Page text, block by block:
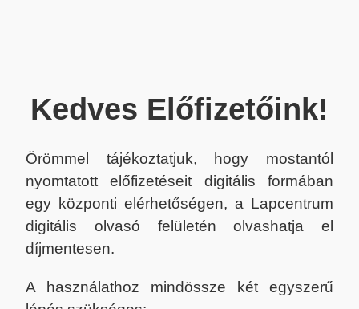
Kedves Előfizetőink!
Örömmel tájékoztatjuk, hogy mostantól
nyomtatott előfizetéseit digitális formában
egy központi elérhetőségen, a Lapcentrum
digitális olvasó felületén olvashatja el
díjmentesen.
A használathoz mindössze két egyszerű